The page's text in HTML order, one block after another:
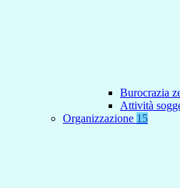
Burocrazia
Attività
Organizzazione 15